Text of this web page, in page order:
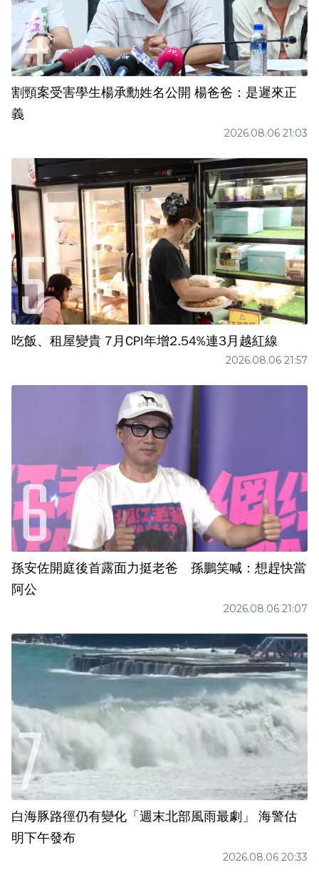
割頸案受害學生楊承勳姓名公開 楊爸爸：是遲來正
義
2026.08.06 21:03
吃飯、租屋變貴 7月CPI年增2.54%連3月越紅線
2026.08.06 21:57
孫安佐開庭後首露面力挺老爸 孫鵬笑喊：想趕快當
阿公
2026.08.06 21:07
白海豚路徑仍有變化「週末北部風雨最劇」 海警估
明下午發布
2026.08.06 20:33